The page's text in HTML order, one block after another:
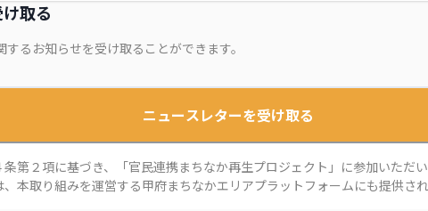
取る
するお知らせを受け取ることができます。
ニュースレターを受け取る
条第２項に基づき、「官民連携まちなか再生プロジェクト 」に参加いただ
、本取り組みを運営する甲府まちなかエリアプラットフォームにも提供さ